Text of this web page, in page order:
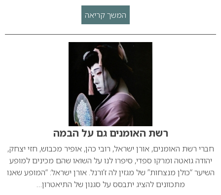
המשך קריאה
רשת האומנים גם על הבמה
חברי רשת האומנים, אורן ישראל, רובי כהן, אופיר מכבוש, חזי יצחק,
יהודה גואטה ומרקו ספדי, סיפרו לנו על השואו שהם מכינים למופע
השיער “כולן מנצחות” של מגזין לה ז’ורנל. אורן ישראל: “המופע שאנו
מתכוונים להציג יתבסס על סגנון של התיאטרון…